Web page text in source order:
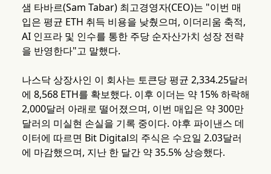
샘 타바르(Sam Tabar) 최고경영자(CEO)는 "이번 매
입은 평균 ETH 취득 비용을 낮췄으며, 이더리움 축적,
AI 인프라 및 인수를 통한 주당 순자산가치 성장 전략
을 반영한다"고 말했다.
나스닥 상장사인 이 회사는 토큰당 평균 2,334.25달러
에 8,568 ETH를 확보했다. 이후 이더는 약 15% 하락해
2,000달러 아래로 떨어졌으며, 이번 매입은 약 300만
달러의 미실현 손실을 기록 중이다. 야후 파이낸스 데
이터에 따르면 Bit Digital의 주식은 수요일 2.03달러
에 마감했으며, 지난 한 달간 약 35.5% 상승했다.